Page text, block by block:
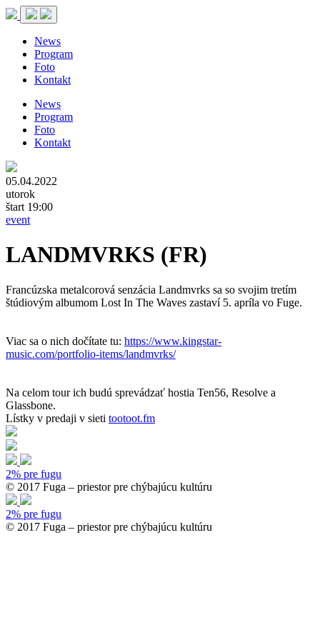
News
Program
Foto
Kontakt
News
Program
Foto
Kontakt
05.04.2022
utorok
štart 19:00
event
LANDMVRKS (FR)
Francúzska metalcorová senzácia Landmvrks sa so svojim tretím
štúdiovým albumom Lost In The Waves zastaví 5. apríla vo Fuge.
Viac sa o nich dočítate tu: https://www.kingstar-
music.com/portfolio-items/landmvrks/
Na celom tour ich budú sprevádzať hostia Ten56, Resolve a
Glassbone.
Lístky v predaji v sieti tootoot.fm
2% pre fugu
© 2017 Fuga – priestor pre chýbajúcu kultúru
2% pre fugu
© 2017 Fuga – priestor pre chýbajúcu kultúru